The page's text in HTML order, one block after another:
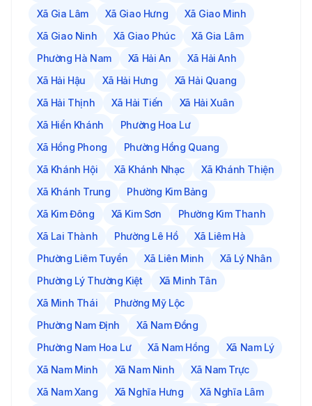
Xã Gia Lâm
Xã Giao Hưng
Xã Giao Minh
Xã Giao Ninh
Xã Giao Phúc
Xã Gia Lâm
Phường Hà Nam
Xã Hải An
Xã Hải Anh
Xã Hải Hậu
Xã Hải Hưng
Xã Hải Quang
Xã Hải Thịnh
Xã Hải Tiến
Xã Hải Xuân
Xã Hiển Khánh
Phường Hoa Lư
Xã Hồng Phong
Phường Hồng Quang
Xã Khánh Hội
Xã Khánh Nhạc
Xã Khánh Thiện
Xã Khánh Trung
Phường Kim Bảng
Xã Kim Đông
Xã Kim Sơn
Phường Kim Thanh
Xã Lai Thành
Phường Lê Hồ
Xã Liêm Hà
Phường Liêm Tuyền
Xã Liên Minh
Xã Lý Nhân
Phường Lý Thường Kiệt
Xã Minh Tân
Xã Minh Thái
Phường Mỹ Lộc
Phường Nam Định
Xã Nam Đồng
Phường Nam Hoa Lư
Xã Nam Hồng
Xã Nam Lý
Xã Nam Minh
Xã Nam Ninh
Xã Nam Trực
Xã Nam Xang
Xã Nghĩa Hưng
Xã Nghĩa Lâm